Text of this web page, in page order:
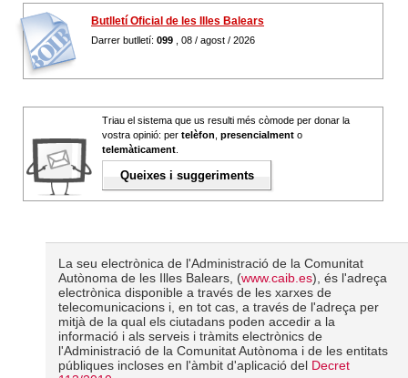
Butlletí Oficial de les Illes Balears
Darrer butlletí: 099 , 08 / agost / 2026
Triau el sistema que us resulti més còmode per donar la
vostra opinió: per telèfon presencialment o
telemàticament
Queixes i suggeriments
La seu electrònica de l'Administració de la Comunitat
Autònoma de les Illes Balears, (www.caib.es), és l'adreça
electrònica disponible a través de les xarxes de
telecomunicacions i, en tot cas, a través de l'adreça per
mitjà de la qual els ciutadans poden accedir a la
informació i als serveis i tràmits electrònics de
l'Administració de la Comunitat Autònoma i de les entitats
públiques incloses en l'àmbit d'aplicació del Decret